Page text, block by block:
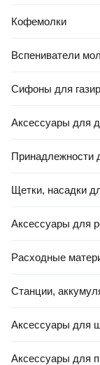
Кофемолки
Вспениватели
Сифоны для
Аксессуары для
Принадлежности
Щетки, насадки
Аксессуары для
Расходные
Станции,
Аксессуары для
Аксессуары для